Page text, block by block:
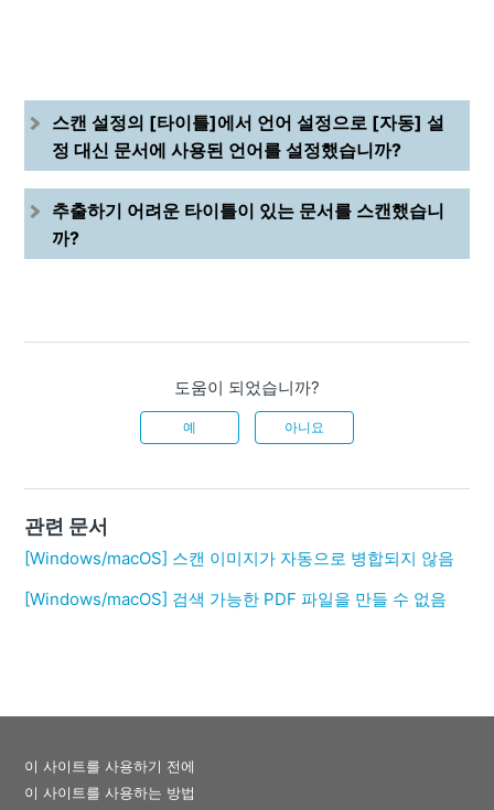
스캔 설정의 [타이틀]에서 언어 설정으로 [자동] 설
정 대신 문서에 사용된 언어를 설정했습니까?
추출하기 어려운 타이틀이 있는 문서를 스캔했습니
까?
도움이 되었습니까?
예 아니요
관련 문서
[Windows/macOS] 스캔 이미지가 자동으로 병합되지 않음
[Windows/macOS] 검색 가능한 PDF 파일을 만들 수 없음
이 사이트를 사용하기 전에
이 사이트를 사용하는 방법